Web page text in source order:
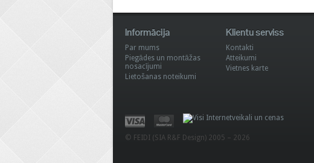
Informācija
Par mums
Piegādes un montāžas
nosacījumi
Lietošanas noteikumi
Klientu serviss
Kontakti
Atteikumi
Vietnes karte
© FEIDI (SIA R&F Design) 2005 – 2026